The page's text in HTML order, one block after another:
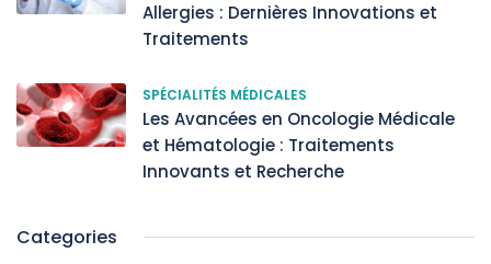
Allergies : Dernières Innovations et
Traitements
SPÉCIALITÉS MÉDICALES
Les Avancées en Oncologie Médicale
et Hématologie : Traitements
Innovants et Recherche
Categories